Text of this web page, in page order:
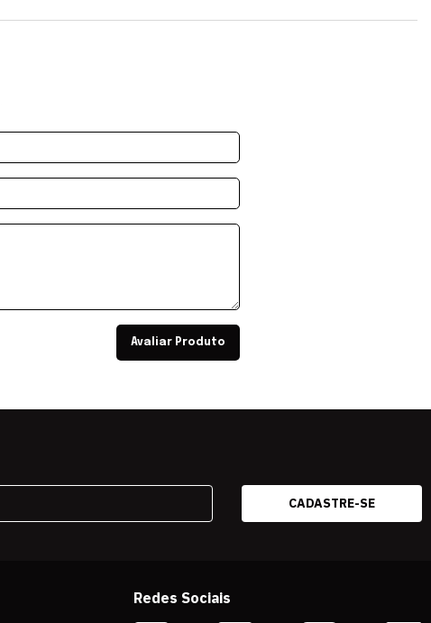
Avaliar Produto
Redes Sociais